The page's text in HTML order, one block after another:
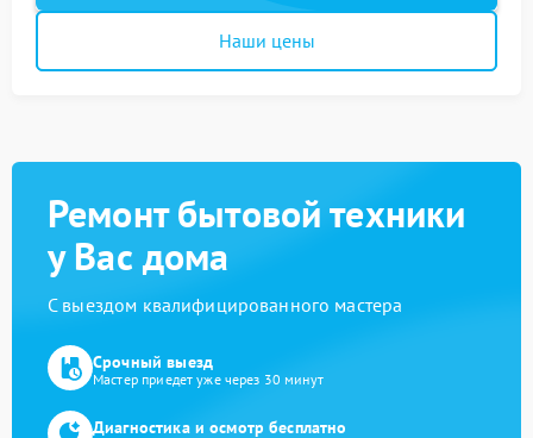
Наши цены
Ремонт бытовой техники
у Вас дома
С выездом квалифицированного мастера
Срочный выезд
Мастер приедет уже через 30 минут
Диагностика и осмотр бесплатно